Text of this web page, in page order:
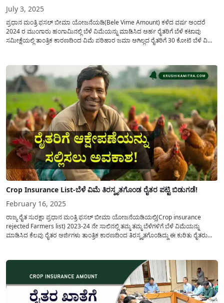
July 3, 2025
ಪ್ರಧಾನ ಮಂತ್ರಿ ಫಸಲ್ ಬೀಮಾ ಯೋಜನೆಯಡಿ(Bele Vime Amount) ಕಳೆದ ವರ್ಷ ಅಂದರೆ
2024 ರ ಮುಂಗಾರು ಹಂಗಾಮಿನಲ್ಲಿ ಬೆಳೆ ವಿಮೆಯನ್ನು ಮಾಡಿಸಿದ ಅರ್ಹ ರೈತರಿಗೆ ಬೆಳೆ ಕಟಾವು
ಸಮೀಕ್ಷೆಯಲ್ಲಿ ತಾಂತ್ರಿಕ ಕಾರಣದಿಂದ ವಿಮೆ ಪರಿಹಾರ ಜಮಾ ಅಗಿಲ್ಲದ ರೈತರಿಗೆ 30 ಕೋಟಿ ಬೆಳೆ ವಿಮೆ
Crop Insurance List-ಬೆಳೆ ವಿಮೆ ತಿರಸ್ಕೃತಗೊಂಡ ರೈತರ ಪಟ್ಟಿ ಬಿಡುಗಡೆ!
February 16, 2025
ರಾಜ್ಯ ರೈತ ಸುರಕ್ಷಾ ಪ್ರಧಾನ ಮಂತ್ರಿ ಫಸಲ್ ಬೀಮಾ ಯೋಜನೆಯಡಿಯಲ್ಲಿ(Crop insurance
rejected Farmers list) 2023-24 ನೇ ಸಾಲಿನಲ್ಲಿ ತಮ್ಮ ತಮ್ಮ ಬೆಳೆಗಳಿಗೆ ಬೆಳೆ ವಿಮೆಯನ್ನು
ಮಾಡಿಸಿದ ಕೆಲವು ರೈತರ ಅರ್ಜಿಗಳು ತಾಂತ್ರಿಕ ಕಾರಣದಿಂದ ತಿರಸ್ಕೃತಗೊಂಡಿದ್ದು ಈ ಕುರಿತು ರೈತರು